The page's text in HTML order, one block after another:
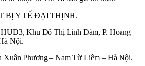
BỊ Y TẾ ĐẠI THỊNH.
Khu Đô Thị Linh Đàm, P. Hoàng
Nội.
Xuân Phương – Nam Từ Liêm – Hà Nội.